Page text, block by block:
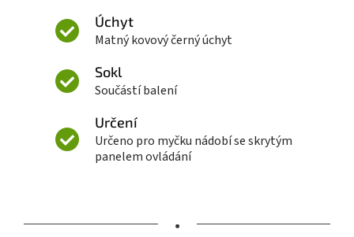
Úchyt
Matný kovový černý úchyt
Sokl
Součástí balení
Určení
Určeno pro myčku nádobí se skrytým
panelem ovládání
•